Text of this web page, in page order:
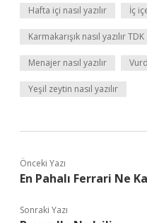
Hafta içi nasıl yazılır İç
Karmakarışık nasıl yazılır TDK
Menajer nasıl yazılır
Yeşil zeytin nasıl yazılır
Önceki Yazı
En Pahalı Ferrari Ne
Sonraki Yazı